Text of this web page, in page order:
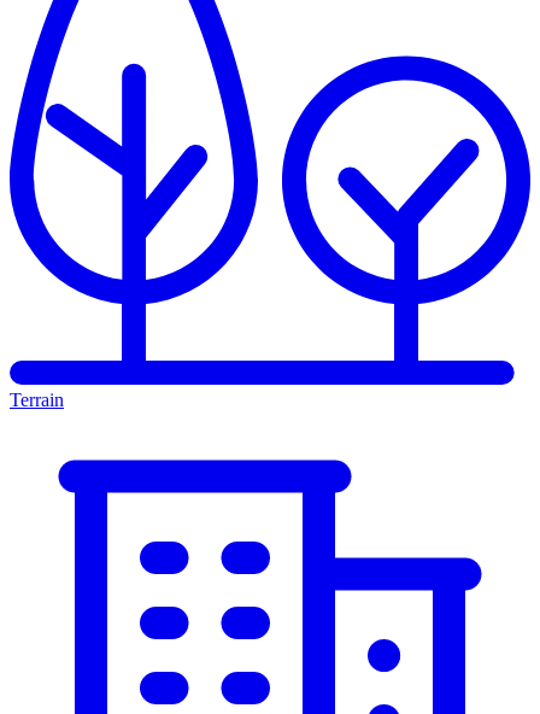
Terrain